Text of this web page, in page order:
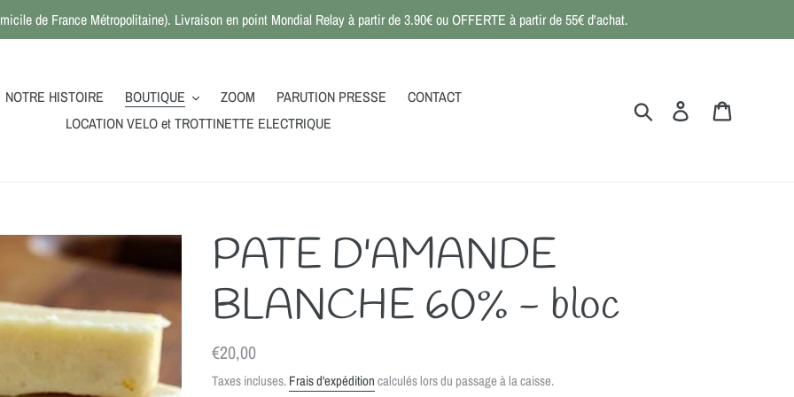
de France Métropolitaine). Livraison en point Mondial Relay à partir de 3.90€ ou OFFERTE à partir de 55€ d'achat.
NOTRE HISTOIRE BOUTIQUE ZOOM PARUTION PRESSE
CONTACT
LOCATION VELO et TROTTINETTE ELECTRIQUE
RechercherSe connecter
PATE D'AMANDE
BLANCHE 60% - bloc
Prix
normal
€20,00
Taxes incluses.Frais d'expéditioncalculés lors du passage à la caisse.